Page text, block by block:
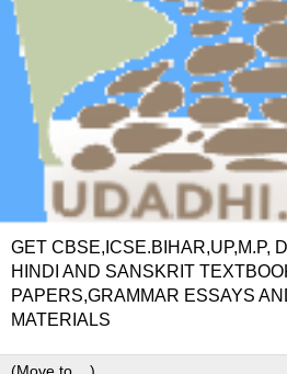
GET CBSE,ICSE.BIHAR,UP,M.P,
HINDI AND SANSKRIT
PAPERS,GRAMMAR ESSAYS
MATERIALS